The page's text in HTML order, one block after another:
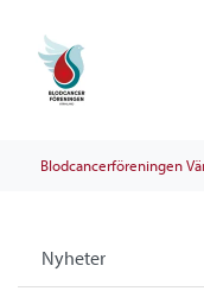
Blodcancerföreningen
Nyheter